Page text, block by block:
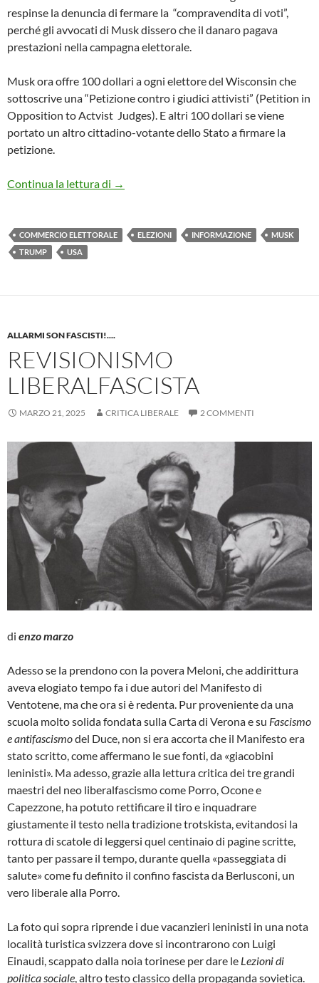
respinse la denuncia di fermare la “compravendita di voti”,
perché gli avvocati di Musk dissero che il danaro pagava
prestazioni nella campagna elettorale.
Musk ora offre 100 dollari a ogni elettore del Wisconsin che
sottoscrive una “Petizione contro i giudici attivisti” (Petition in
Opposition to Actvist Judges). E altri 100 dollari se viene
portato un altro cittadino-votante dello Stato a firmare la
petizione.
Continua la lettura di Washington Post e New York Times, così
→
COMMERCIO ELETTORALE ELEZIONI INFORMAZIONE
MUSK
TRUMP
USA
ALLARMI SON FASCISTI!....
REVISIONISMO
LIBERALFASCISTA
MARZO 21, 2025 CRITICA LIBERALE 2 COMMENTI
di enzo marzo
Adesso se la prendono con la povera Meloni, che addirittura
aveva elogiato tempo fa i due autori del Manifesto di
Ventotene, ma che ora si è redenta. Pur proveniente da una
scuola molto solida fondata sulla Carta di Verona e su Fascismo
e antifascismodel Duce, non si era accorta che il Manifesto era
stato scritto, come affermano le sue fonti, da «giacobini
leninisti». Ma adesso, grazie alla lettura critica dei tre grandi
maestri del neo liberalfascismo come Porro, Ocone e
Capezzone, ha potuto rettificare il tiro e inquadrare
giustamente il testo nella tradizione trotskista, evitandosi la
rottura di scatole di leggersi quel centinaio di pagine scritte,
tanto per passare il tempo, durante quella «passeggiata di
salute» come fu definito il confino fascista da Berlusconi, un
vero liberale alla Porro.
La foto qui sopra riprende i due vacanzieri leninisti in una nota
località turistica svizzera dove si incontrarono con Luigi
Einaudi, scappato dalla noia torinese per dare le Lezioni di
politica sociale, altro testo classico della propaganda sovietica.